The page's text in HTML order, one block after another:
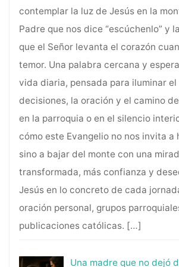
contemplar la luz de Jesús en la
Padre que nos dice “escúchenlo” y
que el Señor levanta el corazón
temor. Una palabra cercana y
vida diaria, pensada para iluminar
decisiones, la oración y el camino
en la parroquia o en el silencio
cómo este Evangelio no nos invita a
sino a bajar del monte con una
transformada, más confianza y
Jesús en lo concreto de cada
oración personal, grupos
publicaciones católicas. […]
Una madre que no dejó